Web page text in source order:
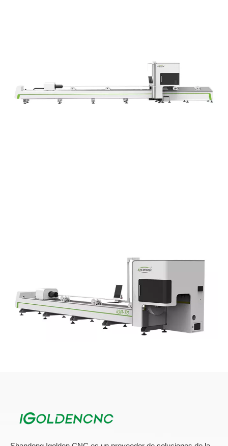
Problemas sobre el corte del cortador del láser de
fibra de acero al carbono